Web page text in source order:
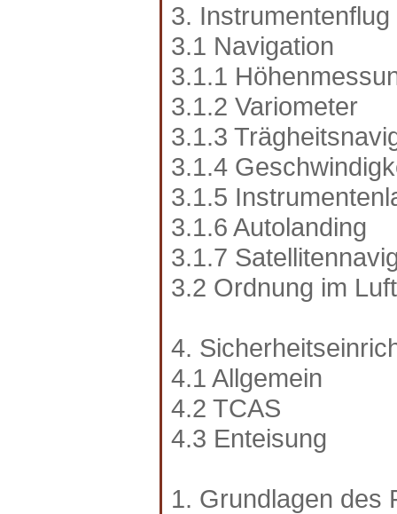
3.
3.1 Navigation
3.1.1
3.1.2 Variometer
3.1.3
3.1.4
3.1.5
3.1.6 Autolanding
3.1.7
3.2 Ordnung im
4.
4.1 Allgemein
4.2 TCAS
4.3 Enteisung
1. Grundlagen des